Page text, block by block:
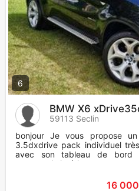
6
BMW X6
59113 Seclin
bonjour Je vous propose
3.5dxdrive pack individuel
avec son tableau de bord
carrosserie intérieur
16